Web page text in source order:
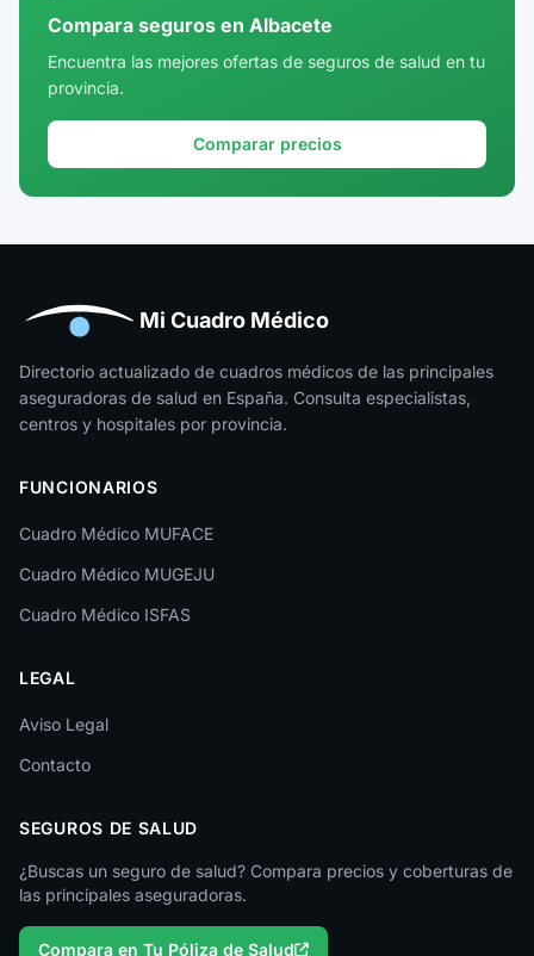
Cuenca
Girona
Huesca
Jaén
La Rioja
León
Lleida
Lugo
Málaga
Melilla
Murcia
Palencia
Pontevedra
Compara seguros en Albacete
Encuentra las mejores ofertas de seguros de salud en tu
provincia.
Comparar precios
Mi Cuadro Médico
Directorio actualizado de cuadros médicos de las principales
aseguradoras de salud en España. Consulta especialistas,
centros y hospitales por provincia.
FUNCIONARIOS
Cuadro Médico MUFACE
Cuadro Médico MUGEJU
Cuadro Médico ISFAS
LEGAL
Aviso Legal
Contacto
SEGUROS DE SALUD
¿Buscas un seguro de salud? Compara precios y coberturas de
las principales aseguradoras.
Compara en Tu Póliza de Salud